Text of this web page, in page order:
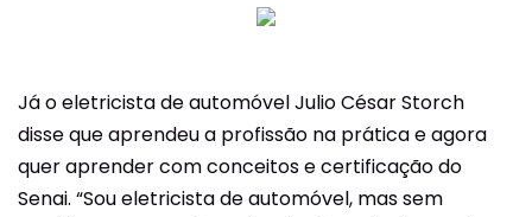
Já o eletricista de automóvel Julio César Storch
disse que aprendeu a profissão na prática e agora
quer aprender com conceitos e certificação do
Senai. “Sou eletricista de automóvel, mas sem